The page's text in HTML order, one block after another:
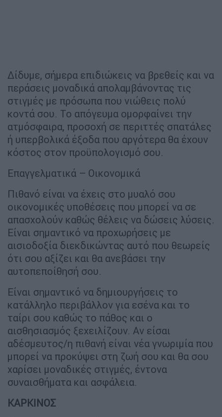
Δίδυμε, σήμερα επιδιώκεις να βρεθείς και να
περάσεις μοναδικά απολαμβάνοντας τις
στιγμές με πρόσωπα που νιώθεις πολύ
κοντά σου. Το απόγευμα ομορφαίνει την
ατμόσφαιρα, προσοχή σε περιττές σπατάλες
ή υπερβολικά έξοδα που αργότερα θα έχουν
κόστος στον προϋπολογισμό σου.
Επαγγελματικά – Οικονομικά
Πιθανό είναι να έχεις στο μυαλό σου
οικονομικές υποθέσεις που μπορεί να σε
απασχολούν καθώς θέλεις να δώσεις λύσεις.
Είναι σημαντικό να προχωρήσεις με
αισιοδοξία διεκδικώντας αυτό που θεωρείς
ότι σου αξίζει και θα ανεβάσει την
αυτοπεποίθησή σου.
Είναι σημαντικό να δημιουργήσεις το
κατάλληλο περιβάλλον για εσένα και το
ταίρι σου καθώς το πάθος και ο
αισθησιασμός ξεχειλίζουν. Αν είσαι
αδέσμευτος/η πιθανή είναι νέα γνωριμία που
μπορεί να προκύψει στη ζωή σου και θα σου
χαρίσει μοναδικές στιγμές, έντονα
συναισθήματα και ασφάλεια.
ΚΑΡΚΙΝΟΣ